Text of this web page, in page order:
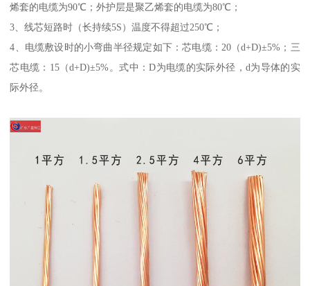
烯套的电缆为90℃；外护层是聚乙烯套的电缆为80℃；
3、线芯短路时（长持续5S）温度不得超过250℃；
4、电缆敷设时的小弯曲半径规定如下：芯电缆：20（d+D)±5%；三
芯电缆：15（d+D)±5%。式中：D为电缆的实际外径，d为导体的实
际外径。